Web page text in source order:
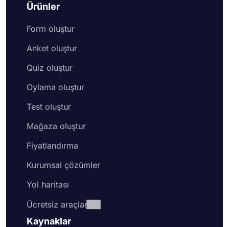
Ürünler
Form oluştur
Anket oluştur
Quiz oluştur
Oylama oluştur
Test oluştur
Mağaza oluştur
Fiyatlandırma
Kurumsal çözümler
Yol haritası
Ücretsiz araçlar
Kaynaklar